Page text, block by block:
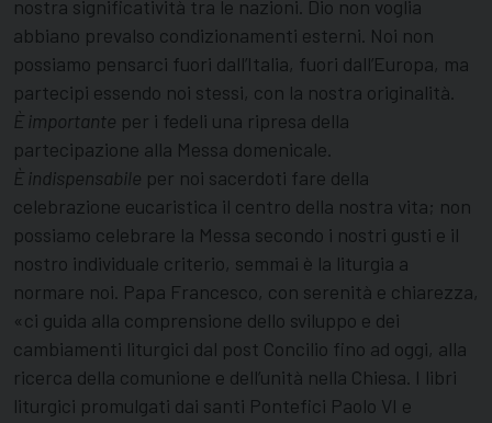
nostra significatività tra le nazioni. Dio non voglia
abbiano prevalso condizionamenti esterni. Noi non
possiamo pensarci fuori dall’Italia, fuori dall’Europa, ma
partecipi essendo noi stessi, con la nostra originalità.
È importante per i fedeli una ripresa della
partecipazione alla Messa domenicale.
È indispensabile per noi sacerdoti fare della
celebrazione eucaristica il centro della nostra vita; non
possiamo celebrare la Messa secondo i nostri gusti e il
nostro individuale criterio, semmai è la liturgia a
normare noi. Papa Francesco, con serenità e chiarezza,
«ci guida alla comprensione dello sviluppo e dei
cambiamenti liturgici dal post Concilio fino ad oggi, alla
ricerca della comunione e dell’unità nella Chiesa. I libri
liturgici promulgati dai santi Pontefici Paolo VI e